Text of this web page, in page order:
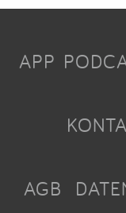
APP
AGB